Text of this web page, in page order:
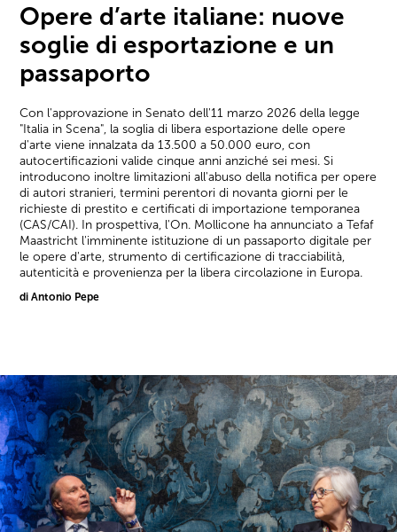
Opere d’arte italiane: nuove
soglie di esportazione e un
passaporto
Con l'approvazione in Senato dell'11 marzo 2026 della legge
"Italia in Scena", la soglia di libera esportazione delle opere
d'arte viene innalzata da 13.500 a 50.000 euro, con
autocertificazioni valide cinque anni anziché sei mesi. Si
introducono inoltre limitazioni all'abuso della notifica per opere
di autori stranieri, termini perentori di novanta giorni per le
richieste di prestito e certificati di importazione temporanea
(CAS/CAI). In prospettiva, l'On. Mollicone ha annunciato a Tefaf
Maastricht l'imminente istituzione di un passaporto digitale per
le opere d'arte, strumento di certificazione di tracciabilità,
autenticità e provenienza per la libera circolazione in Europa.
di Antonio Pepe